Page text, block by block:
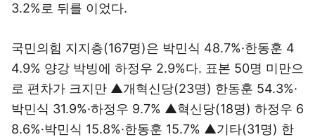
3.2%로 뒤를 이었다.
국민의힘 지지층(167명)은 박민식 48.7%·한동훈 4
4.9% 양강 박빙에 하정우 2.9%다. 표본 50명 미만으
로 편차가 크지만 ▲개혁신당(23명) 한동훈 54.3%·
박민식 31.9%·하정우 9.7% ▲혁신당(18명) 하정우 6
8.6%·박민식 15.8%·한동훈 15.7% ▲기타(31명) 한